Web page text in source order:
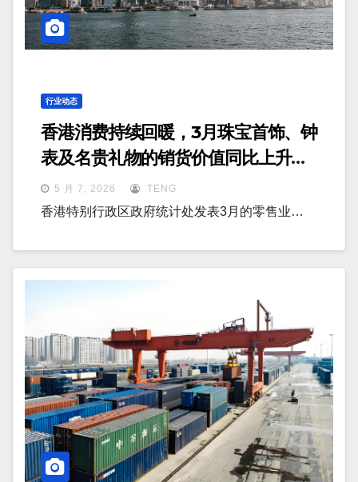
行业动态
香港消费持续回暖，3月珠宝首饰、钟
表及名贵礼物的销货价值同比上升
27.2%
5 月 7, 2026 TENG
香港特别行政区政府统计处发表3月的零售业…